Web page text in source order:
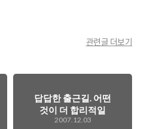
관련글 더보기
답답한 출근길. 어떤
것이 더 합리적일
까?
2007.12.03